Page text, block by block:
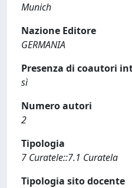
Munich
Nazione Editore
GERMANIA
Presenza di coautori
sì
Numero autori
2
Tipologia
7 Curatele::7.1 Curatela
Tipologia sito docente